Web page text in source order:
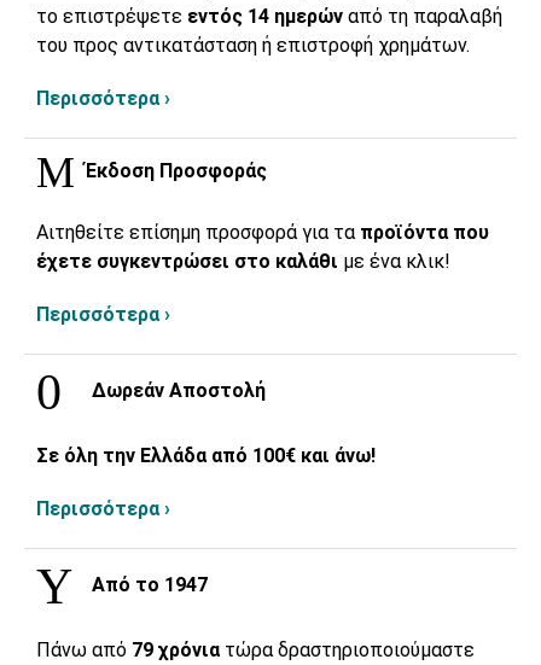
το επιστρέψετε εντός 14 ημερών από τη παραλαβή
του προς αντικατάσταση ή επιστροφή χρημάτων.
Περισσότερα ›
Έκδοση Προσφοράς
Αιτηθείτε επίσημη προσφορά για τα προϊόντα που
έχετε συγκεντρώσει στο καλάθι με ένα κλικ!
Περισσότερα ›
Δωρεάν Αποστολή
Σε όλη την Ελλάδα από 100€ και άνω!
Περισσότερα ›
Από το 1947
Πάνω από 79 χρόνια τώρα δραστηριοποιούμαστε